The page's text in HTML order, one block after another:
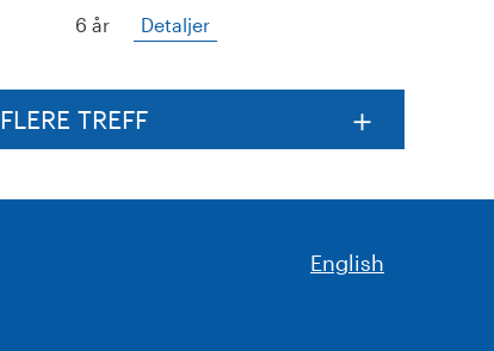
6 år
Detaljer
FLERE TREFF
English